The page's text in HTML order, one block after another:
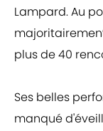
Lampard. Au
plus de 40
Ses belles
manqué